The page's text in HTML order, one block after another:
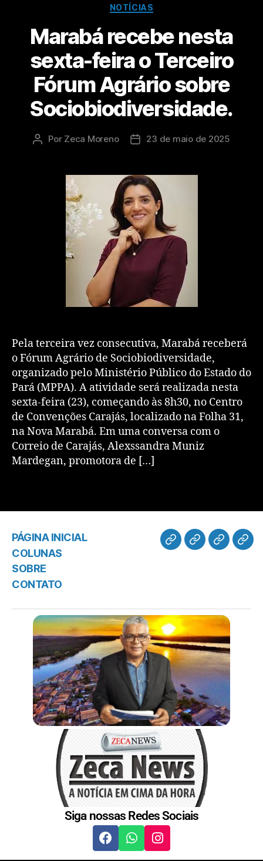
NOTÍCIAS
Marabá recebe nesta
sexta-feira o Terceiro
Fórum Agrário sobre
Sociobiodiversidade.
Por Zeca Moreno 23 de maio de 2025
Pela terceira vez consecutiva, Marabá receberá
o Fórum Agrário de Sociobiodiversidade,
organizado pelo Ministério Público do Estado do
Pará (MPPA). A atividade será realizada nesta
sexta-feira (23), começando às 8h30, no Centro
de Convenções Carajás, localizado na Folha 31,
na Nova Marabá. Em uma conversa com o
Correio de Carajás, Alexssandra Muniz
Mardegan, promotora de […]
PÁGINA INICIAL
COLUNAS
SOBRE
CONTATO
Siga nossas Redes Sociais